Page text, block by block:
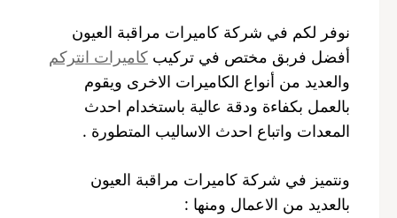
نوفر لكم في شركة كاميرات مراقبة العيون
أفضل فربق مختص في تركيب كاميرات انتركم
والعديد من أنواع الكاميرات الاخرى ويقوم
بالعمل بكفاءة ودقة عالية باستخدام احدث
المعدات واتباع احدث الاساليب المتطورة .
ونتميز في شركة كاميرات مراقبة العيون
بالعديد من الاعمال ومنها :